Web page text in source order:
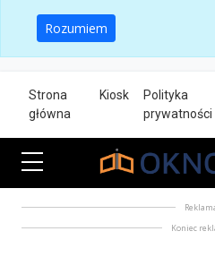
Rozumiem
Strona
główna
Kiosk
Polityka
prywatności
Koniec